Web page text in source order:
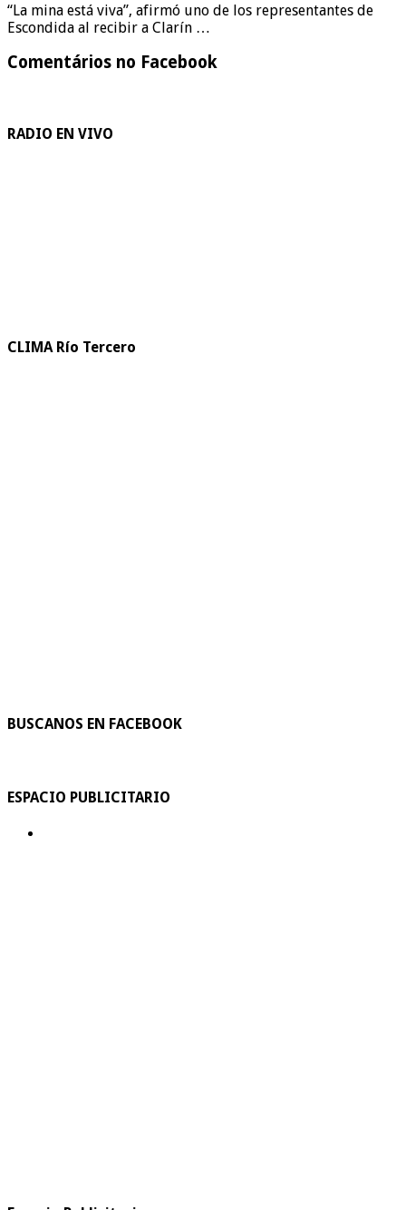
“La mina está viva”, afirmó uno de los representantes de
Escondida al recibir a Clarín …
Comentários no Facebook
RADIO EN VIVO
CLIMA Río Tercero
BUSCANOS EN FACEBOOK
ESPACIO PUBLICITARIO